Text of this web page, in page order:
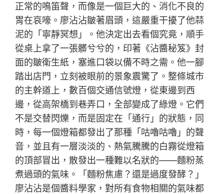
正常的鳴笛聲，而像是一個巨大的、消化不良的
胃在哀嚎。廖沾沾皺著眉頭，這嚴重干擾了他蒜
泥的「寧靜冥想」。他決定出去看個究竟，順手
從桌上拿了一張髒兮兮的，印著《沾醬秘笈》封
面的皺衛生紙，塞進口袋以備不時之需。他一腳
踏出店門，立刻被眼前的景象震驚了。整條城市
的主幹道上，數百個交通信號燈，從東邊到西
邊，從高架橋到巷弄口，全部變成了綠燈。它們
不是交替閃爍，而是固定在「通行」的狀態，同
時，每一個燈箱都發出了那種「咕嚕咕嚕」的聲
音，並且有一層淡淡的、熱氣騰騰的白霧從燈箱
的頂部冒出，散發出一種難以名狀的——麵粉蒸
煮過頭的氣味。「麵粉焦慮？還是過度發酵？」
廖沾沾是個醬料學家，對所有食物相關的氣味都